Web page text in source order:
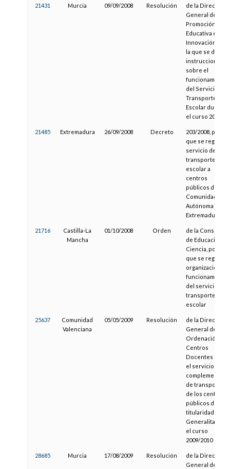
21431 Murcia 09/09/2008 Resolución
de la Dirección
General de
Promoción
Educativa e
Innovación, por
la que se dictan
instrucciones
sobre el
funcionamiento
del Servicio de
Transporte
Escolar durante
el curso 2008-09
21485 Extremadura 26/09/2008 Decreto
203/2008, por el
que se regula el
servicio de
transporte
escolar a
centros
públicos de la
Comunidad
Autónoma de
Extremadura
21716
Castilla-La
Mancha
01/10/2008 Orden
de la Consejería
de Educación y
Ciencia, por la
que se regula la
organización y
funcionamiento
del servicio de
transporte
escolar
25637
Comunidad
Valenciana
05/05/2009 Resolución
de la Dirección
General de
Ordenación y
Centros
Docentes sobre
el servicio
complementario
de transporte
de los centros
públicos de
titularidad de la
Generalitat para
el curso
2009/2010
28685 Murcia 17/08/2009 Resolución
de la Dirección
General de